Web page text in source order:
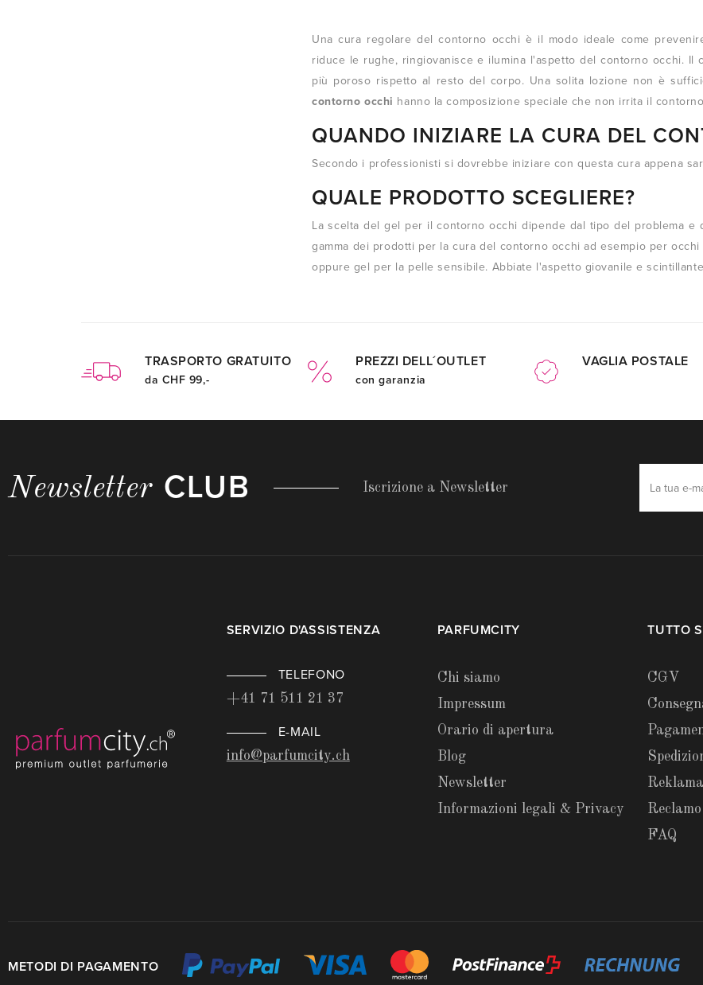
Una cura regolare del contorno occhi è il modo ideale come
riduce le rughe, ringiovanisce e ilumina l'aspetto del contorno occhi.
più poroso rispetto al resto del corpo. Una solita lozione non è
contorno occhi hanno la composizione speciale che non irrita il
QUANDO INIZIARE LA CURA DEL
Secondo i professionisti si dovrebbe iniziare con questa cura appena
QUALE PRODOTTO SCEGLIERE?
La scelta del gel per il contorno occhi dipende dal tipo del problema e
gamma dei prodotti per la cura del contorno occhi ad esempio per
oppure gel per la pelle sensibile. Abbiate l'aspetto giovanile e
TRASPORTO GRATUITO
da CHF 99,-
PREZZI DELL´OUTLET
con garanzia
VAGLIA POSTALE
Newsletter CLUB Iscrizione a Newsletter
SERVIZIO D'ASSISTENZA
TELEFONO
+41 71 511 21 37
E-MAIL
info@parfumcity.ch
PARFUMCITY
Chi siamo
Impressum
Orario di apertura
Blog
Newsletter
Informazioni legali & Privacy
TUTTO
CGV
Reclamo
FAQ
METODI DI PAGAMENTO